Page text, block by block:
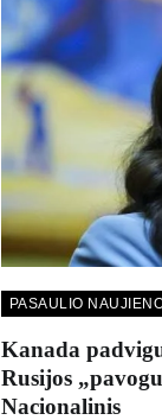
PASAULIO
Kanada
Rusijos
Nacionalinis